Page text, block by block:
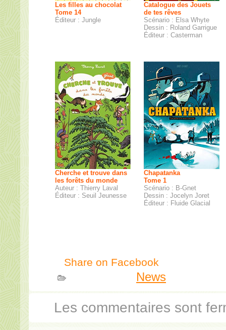
Les filles au chocolat
Tome 14
Éditeur : Jungle
Catalogue des Jouets
de tes rêves
Scénario : Elsa Whyte
Dessin : Roland Garrigue
Éditeur : Casterman
Cherche et trouve dans
les forêts du monde
Auteur : Thierry Laval
Éditeur : Seuil Jeunesse
Chapatanka
Tome 1
Scénario : B-Gnet
Dessin : Jocelyn Joret
Éditeur : Fluide Glacial
Share on Facebook
News
Les commentaires sont